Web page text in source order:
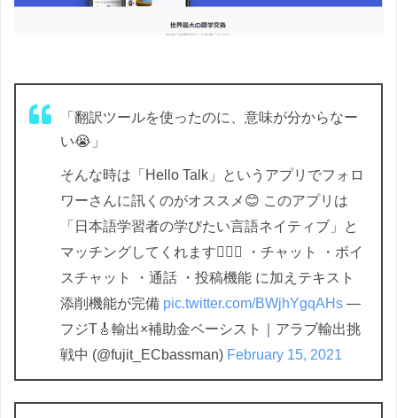
「翻訳ツールを使ったのに、意味が分からなー
い😭」
そんな時は「Hello Talk」というアプリでフォロ
ワーさんに訊くのがオススメ😊 このアプリは
「日本語学習者の学びたい言語ネイティブ」と
マッチングしてくれます👨‍❤️‍👨 ・チャット ・ボイ
スチャット ・通話 ・投稿機能 に加えテキスト
添削機能が完備 pic.twitter.com/BWjhYgqAHs —
フジT🎸輸出×補助金ベーシスト｜アラブ輸出挑
戦中 (@fujit_ECbassman) February 15, 2021